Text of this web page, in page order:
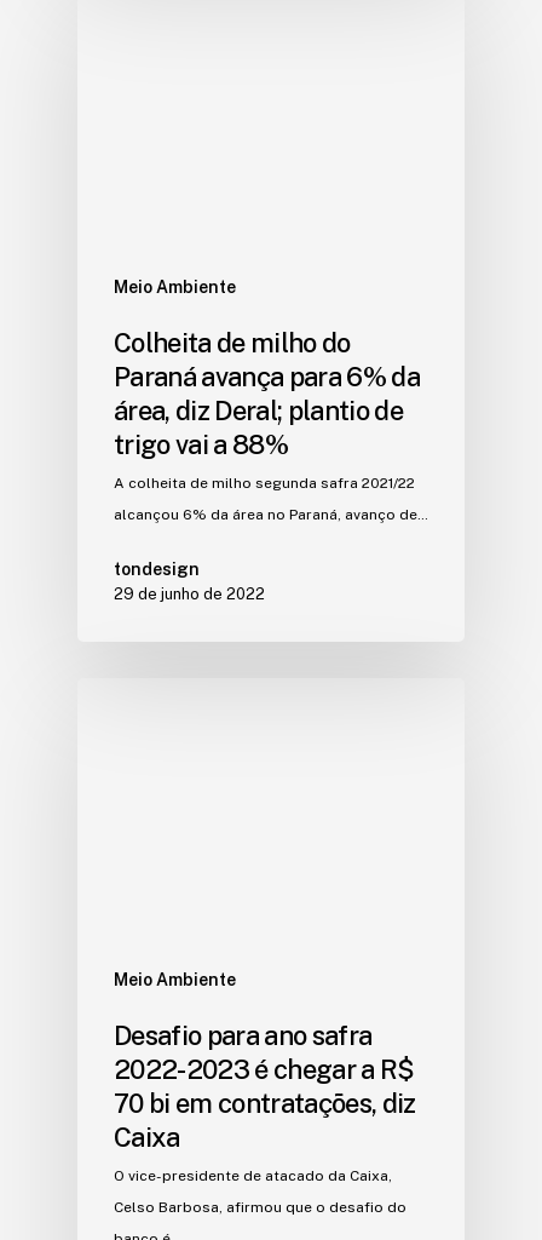
Meio Ambiente
Colheita de milho do
Paraná avança para 6% da
área, diz Deral; plantio de
trigo vai a 88%
A colheita de milho segunda safra 2021/22
alcançou 6% da área no Paraná, avanço de…
tondesign
29 de junho de 2022
Meio Ambiente
Desafio para ano safra
2022-2023 é chegar a R$
70 bi em contratações, diz
Caixa
O vice-presidente de atacado da Caixa,
Celso Barbosa, afirmou que o desafio do